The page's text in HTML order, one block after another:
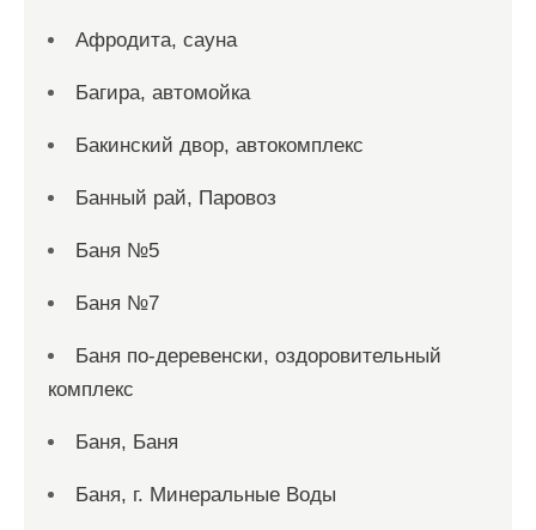
Афродита, сауна
Багира, автомойка
Бакинский двор, автокомплекс
Банный рай, Паровоз
Баня №5
Баня №7
Баня по-деревенски, оздоровительный
комплекс
Баня, Баня
Баня, г. Минеральные Воды